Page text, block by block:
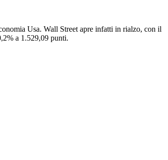
Usa. Wall Street apre infatti in rialzo, con il
a 1.529,09 punti.